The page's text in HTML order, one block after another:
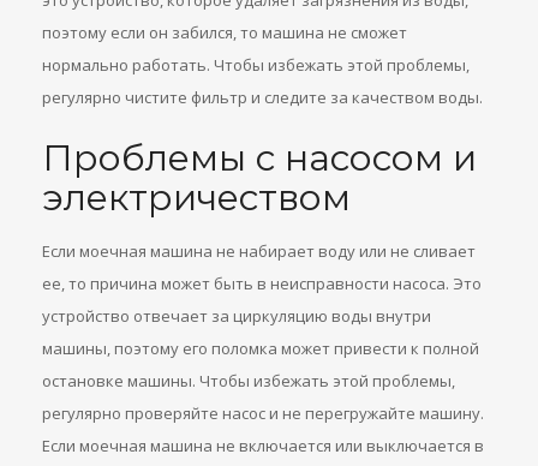
поэтому если он забился, то машина не сможет
нормально работать. Чтобы избежать этой проблемы,
регулярно чистите фильтр и следите за качеством воды.
Проблемы с насосом и
электричеством
Если моечная машина не набирает воду или не сливает
ее, то причина может быть в неисправности насоса. Это
устройство отвечает за циркуляцию воды внутри
машины, поэтому его поломка может привести к полной
остановке машины. Чтобы избежать этой проблемы,
регулярно проверяйте насос и не перегружайте машину.
Если моечная машина не включается или выключается в